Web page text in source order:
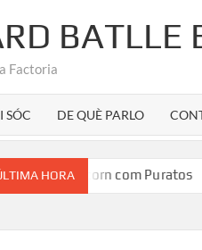
BATLLE
Factoria
SÓC DE QUÈ PARLO
HORA
d’un unicorn com Puratos